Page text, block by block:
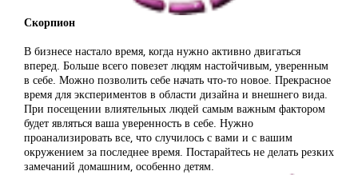
Скорпион
В бизнесе настало время, когда нужно активно двигаться
вперед. Больше всего повезет людям настойчивым, уверенным
в себе. Можно позволить себе начать что-то новое. Прекрасное
время для экспериментов в области дизайна и внешнего вида.
При посещении влиятельных людей самым важным фактором
будет являться ваша уверенность в себе. Нужно
проанализировать все, что случилось с вами и с вашим
окружением за последнее время. Постарайтесь не делать резких
замечаний домашним, особенно детям.